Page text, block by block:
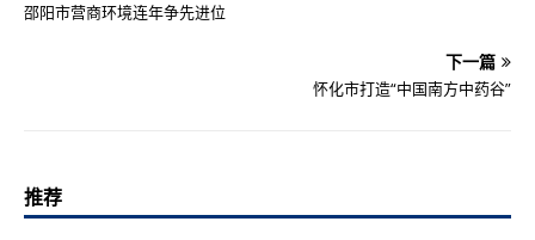
邵阳市营商环境连年争先进位
下一篇
怀化市打造“中国南方中药谷”
推荐